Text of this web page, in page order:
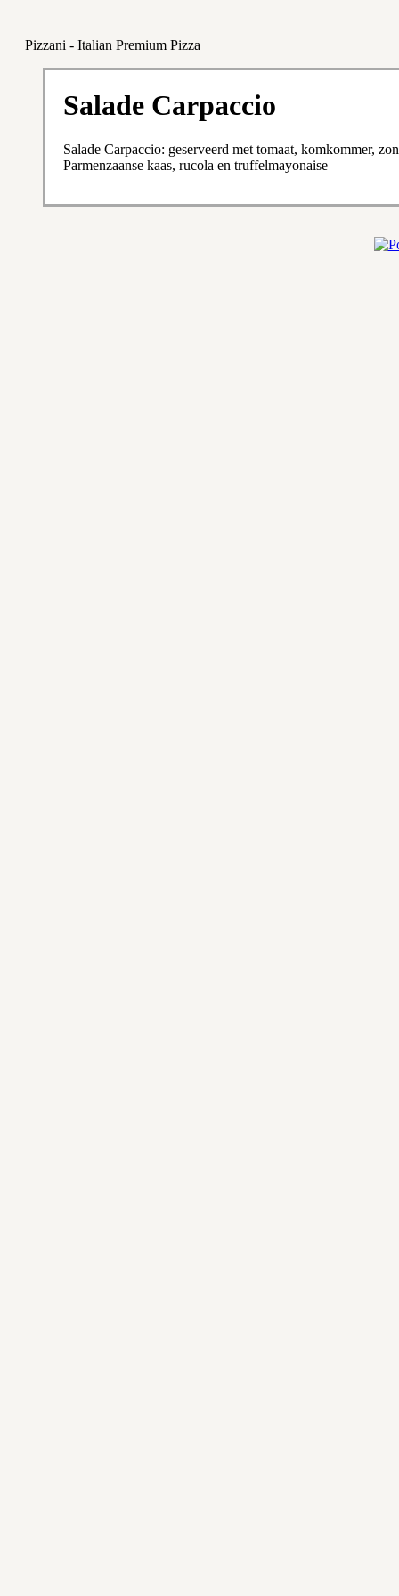
Pizzani - Italian Premium Pizza
Salade Carpaccio
Salade Carpaccio: geserveerd met tomaat, komkommer,
Parmenzaanse kaas, rucola en truffelmayonaise